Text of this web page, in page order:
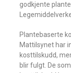
godkjente
Plantebaserte
Mattilsynet har
kosttilskudd,
blir fulgt. De